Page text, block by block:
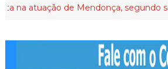
de Mendonça, segundo seus críticos